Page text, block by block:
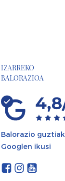
IZARREKO
BALORAZIOA
Balorazio guztiak
Googlen ikusi